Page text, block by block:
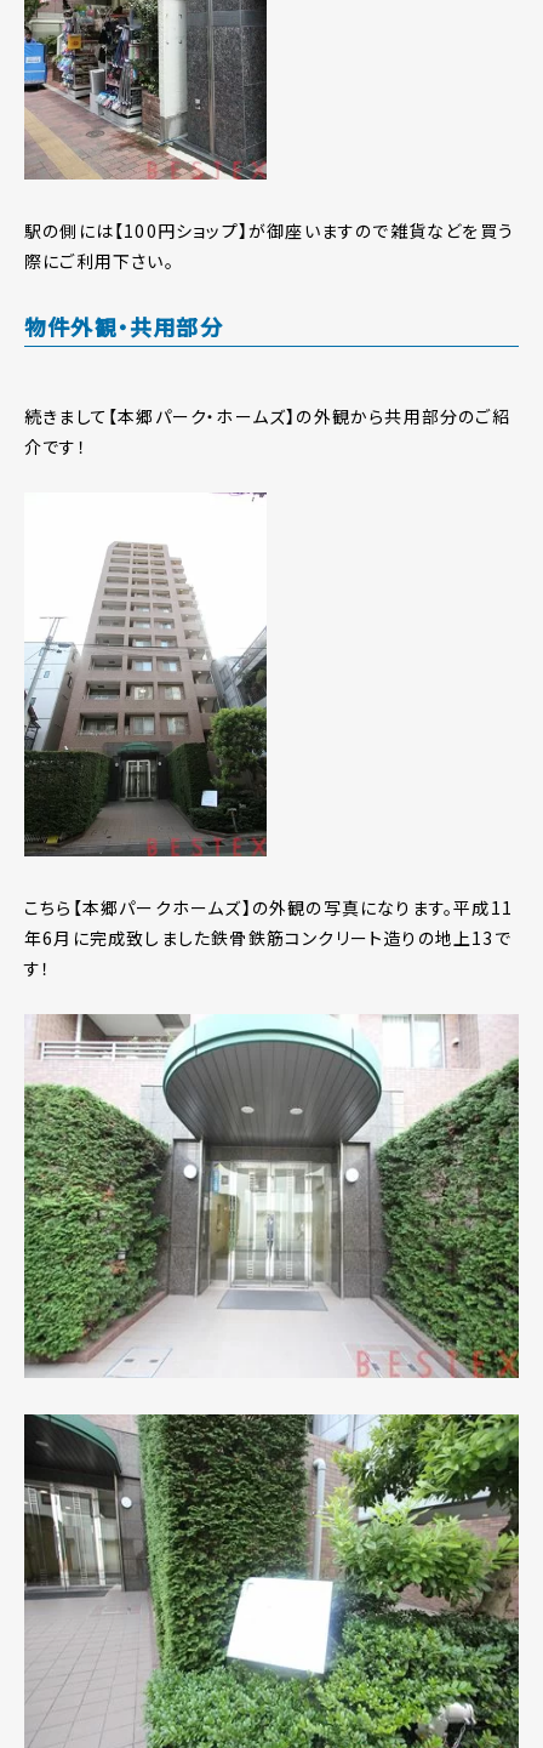
駅の側には【100円ショップ】が御座いますので雑貨などを買う
際にご利用下さい。
物件外観・共用部分
続きまして【本郷パーク・ホームズ】の外観から共用部分のご紹
介です！
こちら【本郷パークホームズ】の外観の写真になります。平成11
年6月に完成致しました鉄骨鉄筋コンクリート造りの地上13で
す！